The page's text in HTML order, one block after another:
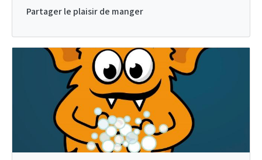
Partager le plaisir de manger